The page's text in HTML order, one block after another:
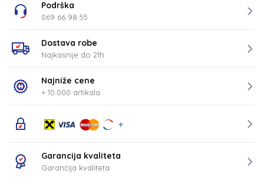
Podrška
069 66 98 55
Dostava robe
Najkasnije do 21h
Najniže cene
+ 10.000 artikala
Garancija kvaliteta
Garancija kvaliteta